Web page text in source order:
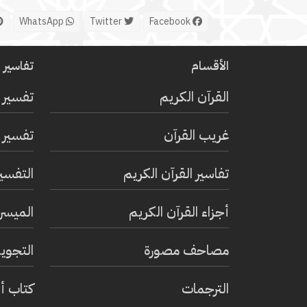
Facebook
Twitter
الأقسام
القرآن الكريم
غريب القرآن
تفاسير القرآن الكريم
أجزاء القرآن الكريم
مصاحف مصورة
الترجمات
تفسير
كتاب